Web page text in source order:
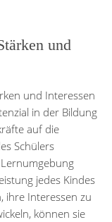
und
und Interessen
in der Bildung
auf die
Schülers
jedes Kindes
ihre Interessen zu
können sie